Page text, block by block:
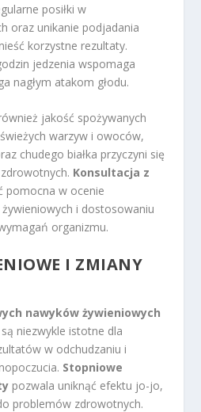
posiłki w
oraz unikanie podjadania
korzystne rezultaty.
jedzenia wspomaga
nagłym atakom głodu.
jakość spożywanych
warzyw i owoców,
chudego białka przyczyni się
Konsultacja z
pomocna w ocenie
i dostosowaniu
organizmu.
I ZMIANY
nawyków żywieniowych
niezwykle istotne dla
w odchudzaniu i
Stopniowe
pozwala uniknąć efektu jo-jo,
problemów zdrowotnych.